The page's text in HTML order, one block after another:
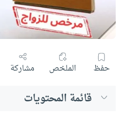
حفظ الملخص مشاركة
قائمة المحتويات